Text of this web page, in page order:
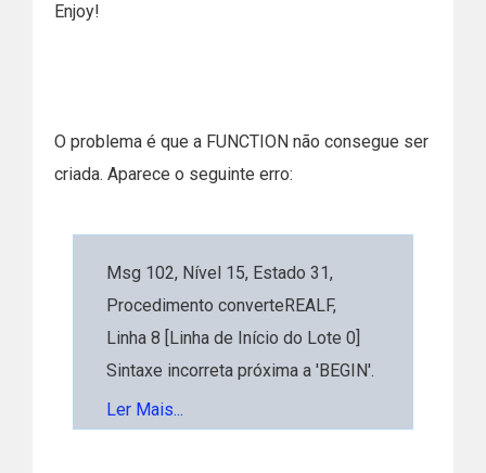
Enjoy!
O problema é que a FUNCTION não consegue ser
criada. Aparece o seguinte erro:
Msg 102, Nível 15, Estado 31,
Procedimento converteREALF,
Linha 8 [Linha de Início do Lote 0]
Sintaxe incorreta próxima a 'BEGIN'.
Ler Mais...